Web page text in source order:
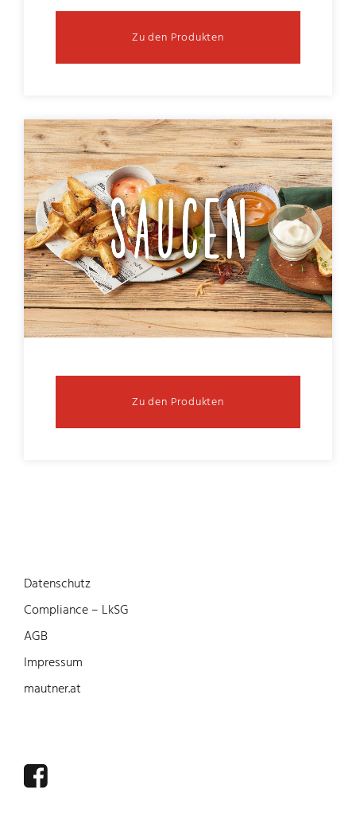
Zu den Produkten
Zu den Produkten
Datenschutz
Compliance – LkSG
AGB
Impressum
mautner.at